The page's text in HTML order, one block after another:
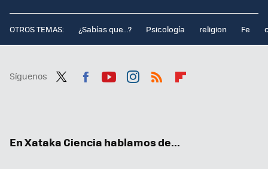
OTROS TEMAS: ¿Sabías que...? Psicología religion Fe
Síguenos
En Xataka Ciencia hablamos de...